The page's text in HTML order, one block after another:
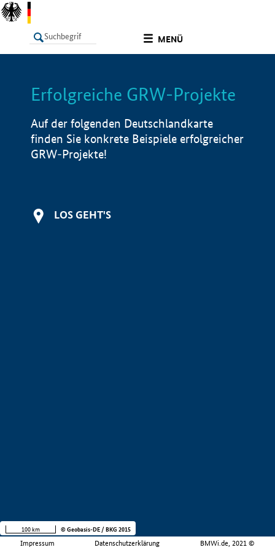
MENÜ
LISTE Info
Erfolgreiche GRW-Projekte
Auf der folgenden Deutschlandkarte
finden Sie konkrete Beispiele erfolgreicher
GRW-Projekte!
LOS GEHT'S
Impressum Datenschutzerklärung BMWi.de, 2021 ©
100 km © Geobasis-DE / BKG 2015